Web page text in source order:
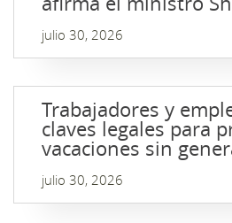
julio 30, 2026
Trabajadores y
claves legales para
vacaciones sin
julio 30, 2026